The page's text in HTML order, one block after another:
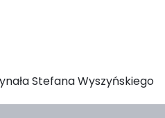
Stefana Wyszyńskiego